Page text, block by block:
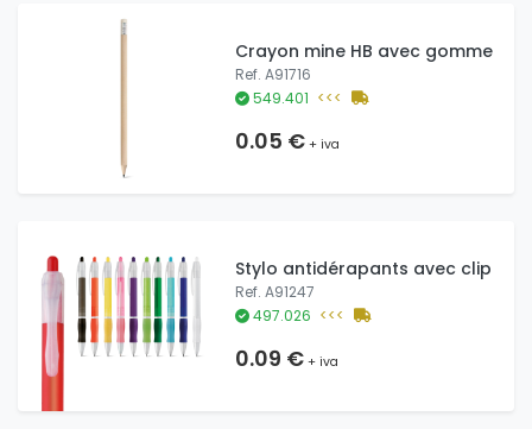
Crayon mine HB avec gomme
Ref. A91716
549.401 <<<
0.05 €+ iva
Stylo antidérapants avec clip
Ref. A91247
497.026 <<<
0.09 €+ iva